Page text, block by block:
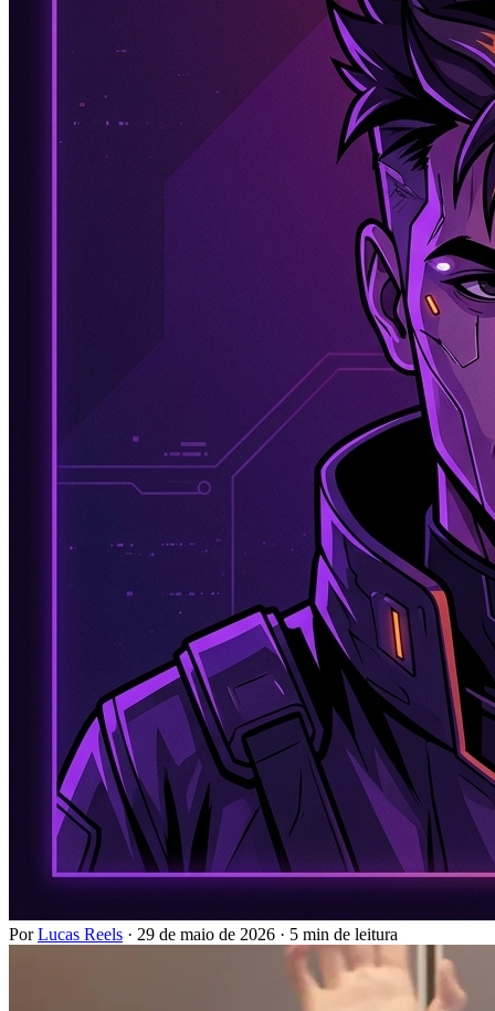
PorLucas Reels · 29 de maio de 2026 · 5 min de leitura